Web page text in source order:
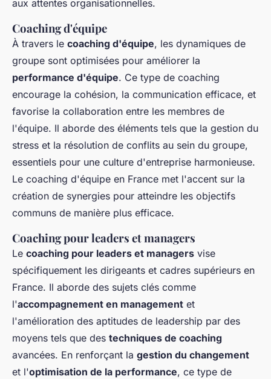
aux attentes organisationnelles.
Coaching d'équipe
À travers le coaching d'équipe, les dynamiques de
groupe sont optimisées pour améliorer la
performance d'équipe. Ce type de coaching
encourage la cohésion, la communication efficace, et
favorise la collaboration entre les membres de
l'équipe. Il aborde des éléments tels que la gestion du
stress et la résolution de conflits au sein du groupe,
essentiels pour une culture d'entreprise harmonieuse.
Le coaching d'équipe en France met l'accent sur la
création de synergies pour atteindre les objectifs
communs de manière plus efficace.
Coaching pour leaders et managers
Le coaching pour leaders et managers vise
spécifiquement les dirigeants et cadres supérieurs en
France. Il aborde des sujets clés comme
l'accompagnement en management et
l'amélioration des aptitudes de leadership par des
moyens tels que des techniques de coaching
avancées. En renforçant la gestion du changement
et l'optimisation de la performance, ce type de